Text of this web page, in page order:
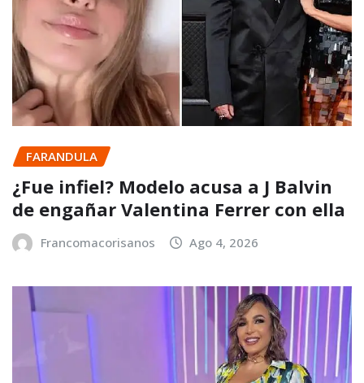
FARANDULA
¿Fue infiel? Modelo acusa a J Balvin
de engañar Valentina Ferrer con ella
Francomacorisanos Ago 4, 2026